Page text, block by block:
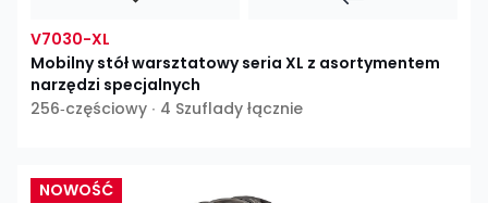
V7030-XL
Mobilny stół warsztatowy seria XL z asortymentem
narzędzi specjalnych
256‑częściowy ∙ 4 Szuflady łącznie
NOWOŚĆ